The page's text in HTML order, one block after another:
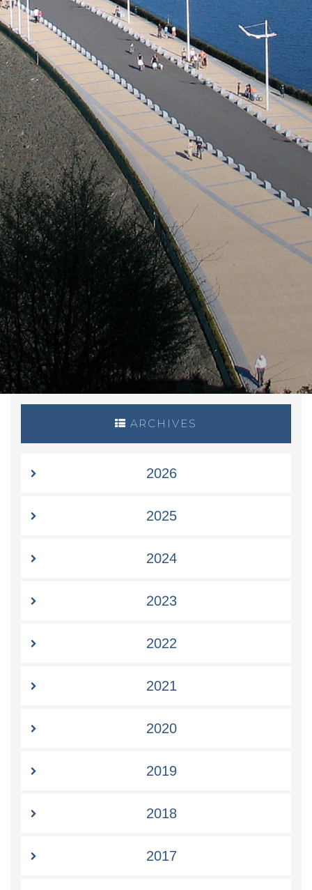
ARCHIVES
2026
2025
2024
2023
2022
2021
2020
2019
2018
2017